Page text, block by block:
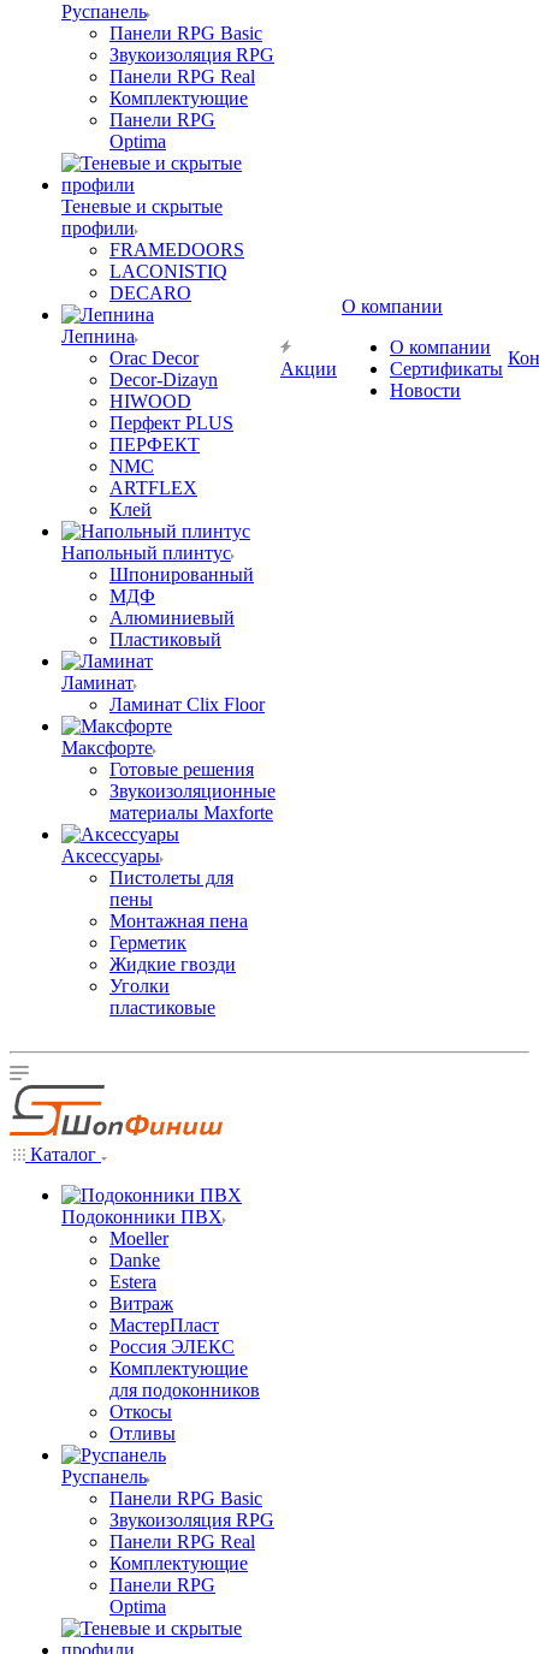
Руспанель
Панели RPG Basic
Звукоизоляция RPG
Панели RPG Real
Комплектующие
Панели RPG
Optima
Теневые и скрытые
профили
FRAMEDOORS
LACONISTIQ
DECARO
Лепнина
Orac Decor
Decor-Dizayn
HIWOOD
Перфект PLUS
ПЕРФЕКТ
NMC
ARTFLEX
Клей
Напольный плинтус
Шпонированный
МДФ
Алюминиевый
Пластиковый
Ламинат
Ламинат Clix Floor
Максфорте
Готовые решения
Звукоизоляционные
материалы Maxforte
Аксессуары
Пистолеты для
пены
Монтажная пена
Герметик
Жидкие гвозди
Уголки
пластиковые
Акции
О компании
О компании
Сертификаты
Новости
Каталог
Подоконники ПВХ
Moeller
Danke
Estera
Витраж
МастерПласт
Россия ЭЛЕКС
Комплектующие
для подоконников
Откосы
Отливы
Руспанель
Панели RPG Basic
Звукоизоляция RPG
Панели RPG Real
Комплектующие
Панели RPG
Optima